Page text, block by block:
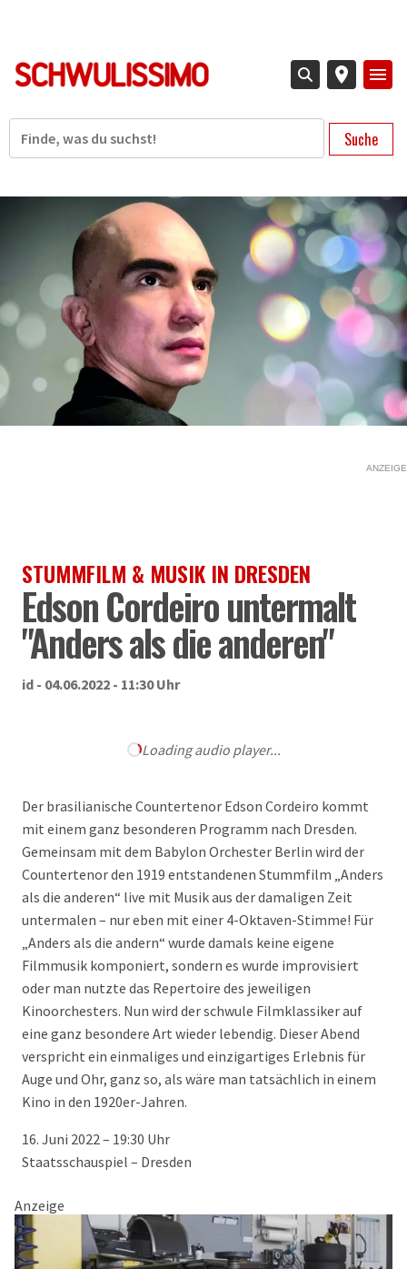
Suche
ANZEIGE
STUMMFILM & MUSIK IN DRESDEN
Edson Cordeiro untermalt
"Anders als die anderen"
id - 04.06.2022 - 11:30 Uhr
Loading audio player...
Der brasilianische Countertenor Edson Cordeiro kommt
mit einem ganz besonderen Programm nach Dresden.
Gemeinsam mit dem Babylon Orchester Berlin wird der
Countertenor den 1919 entstandenen Stummfilm „Anders
als die anderen“ live mit Musik aus der damaligen Zeit
untermalen – nur eben mit einer 4-Oktaven-Stimme! Für
„Anders als die andern“ wurde damals keine eigene
Filmmusik komponiert, sondern es wurde improvisiert
oder man nutzte das Repertoire des jeweiligen
Kinoorchesters. Nun wird der schwule Filmklassiker auf
eine ganz besondere Art wieder lebendig. Dieser Abend
verspricht ein einmaliges und einzigartiges Erlebnis für
Auge und Ohr, ganz so, als wäre man tatsächlich in einem
Kino in den 1920er-Jahren.
16. Juni 2022 – 19:30 Uhr
Staatsschauspiel – Dresden
Anzeige